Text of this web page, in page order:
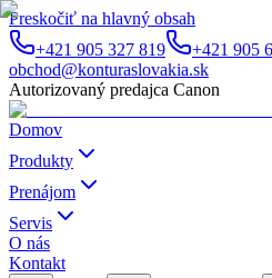
Preskočiť na hlavný obsah
+421 905 327 819
+421 905
obchod@konturaslovakia.sk
Autorizovaný predajca Canon
Domov
Produkty
Prenájom
Servis
O nás
Kontakt